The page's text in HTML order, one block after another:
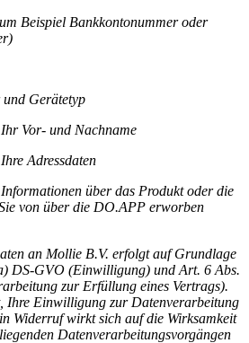
Beispiel Bankkontonummer oder
Gerätetyp
Vor- und Nachname
Adressdaten
über das Produkt oder die
von über die DO.APP erworben
an Mollie B.V. erfolgt auf Grundlage
DS-GVO (Einwilligung) und Art. 6 Abs.
zur Erfüllung eines Vertrags).
Ihre Einwilligung zur Datenverarbeitung
Widerruf wirkt sich auf die Wirksamkeit
Datenverarbeitungsvorgängen